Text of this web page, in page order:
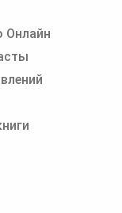
или сказок
Онлайн